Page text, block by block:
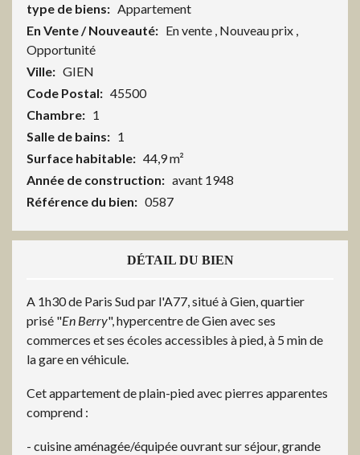
type de biens: Appartement
En Vente / Nouveauté: En vente , Nouveau prix ,
Opportunité
Ville: GIEN
Code Postal: 45500
Chambre: 1
Salle de bains: 1
Surface habitable: 44,9 m²
Année de construction: avant 1948
Référence du bien: 0587
DÉTAIL DU BIEN
A 1h30 de Paris Sud par l'A77, situé à Gien, quartier
prisé "En Berry", hypercentre de Gien avec ses
commerces et ses écoles accessibles à pied, à 5 min de
la gare en véhicule.
Cet appartement de plain-pied avec pierres apparentes
comprend :
- cuisine aménagée/équipée ouvrant sur séjour, grande